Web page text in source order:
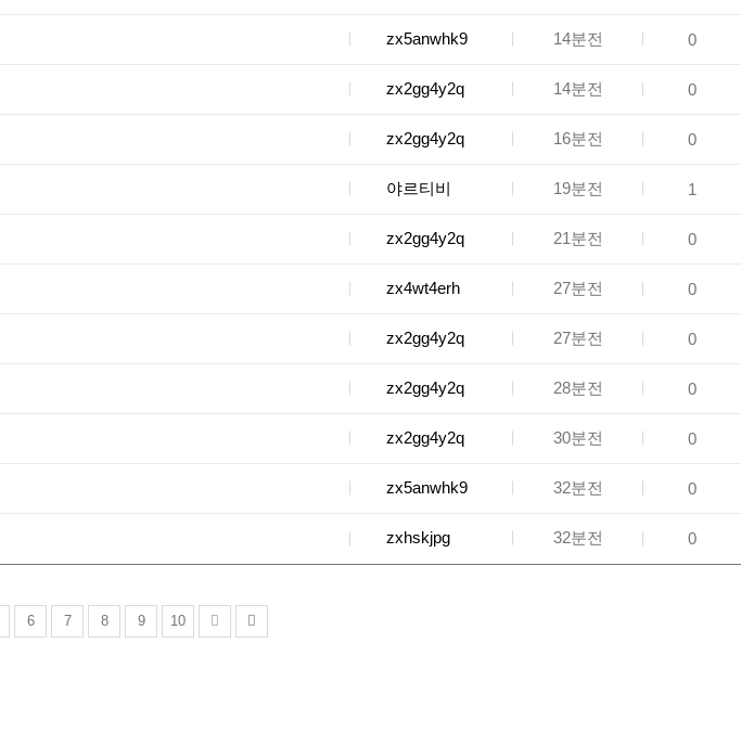
zx5anwhk9 14분전 0
zx2gg4y2q 14분전 0
zx2gg4y2q 16분전 0
야르티비 19분전 1
zx2gg4y2q 21분전 0
zx4wt4erh 27분전 0
zx2gg4y2q 27분전 0
zx2gg4y2q 28분전 0
zx2gg4y2q 30분전 0
zx5anwhk9 32분전 0
zxhskjpg 32분전 0
6 7 8 9 10